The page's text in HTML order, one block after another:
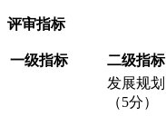
评审指标
一级指标 二级指标
发展规划
（5分）